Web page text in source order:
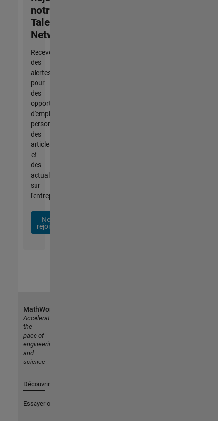
notre
Talent
Network
Recevez
des
alertes
pour
des
opportunités
d'emploi
personnalisées,
des
articles
et
des
actualités
sur
l'entreprise.
Nous
rejoindre
MathWorks
Accelerating
the
pace of
engineering
and
science
Découvrir les produits
Essayer ou acheter